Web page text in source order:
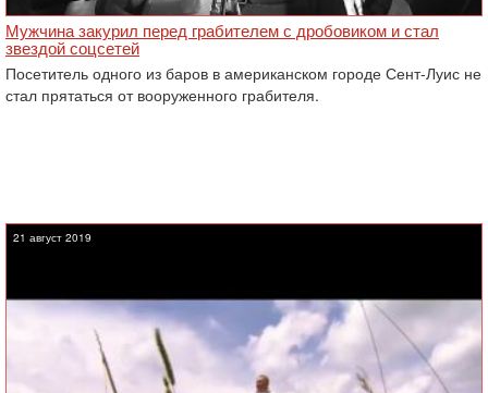
Мужчина закурил перед грабителем с дробовиком и стал
звездой соцсетей
Посетитель одного из баров в американском городе Сент-Луис не
стал прятаться от вооруженного грабителя.
21 август 2019